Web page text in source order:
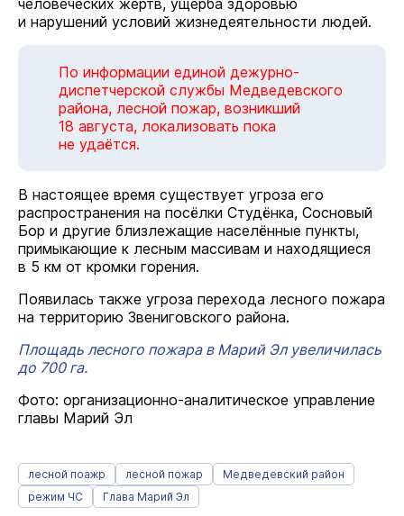
человеческих жертв, ущерба здоровью
и нарушений условий жизнедеятельности людей.
По информации единой дежурно-
диспетчерской службы Медведевского
района, лесной пожар, возникший
18 августа, локализовать пока
не удаётся.
В настоящее время существует угроза его
распространения на посёлки Студёнка, Сосновый
Бор и другие близлежащие населённые пункты,
примыкающие к лесным массивам и находящиеся
в 5 км от кромки горения.
Появилась также угроза перехода лесного пожара
на территорию Звениговского района.
Площадь лесного пожара в Марий Эл увеличилась
до 700 га.
Фото: организационно-аналитическое управление
главы Марий Эл
лесной поажр лесной пожар
Медведевский район
режим ЧС
Глава Марий Эл